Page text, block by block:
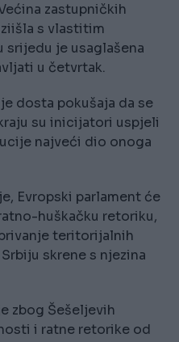
zastupničkih
s vlastitim
srijedu je usaglašena
u četvrtak.
dosta pokušaja da se
su inicijatori uspjeli
najveći dio onoga
Evropski parlament će
huškačku retoriku,
teritorijalnih
skrene s njezina
zbog Šešeljevih
i ratne retorike od